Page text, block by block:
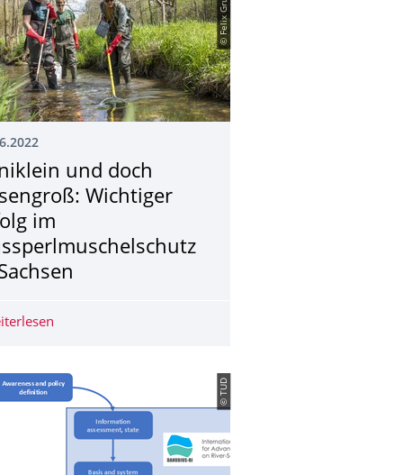
Zuchtstation
und doch
Wichtiger
im
© TUD